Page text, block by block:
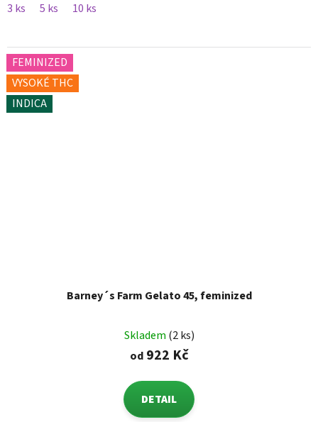
3 ks
5 ks 10 ks
FEMINIZED
VYSOKÉ THC
INDICA
Barney´s Farm Gelato 45, feminized
Skladem (2 ks)
od922 Kč
DETAIL